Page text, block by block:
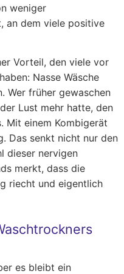
weniger
an dem viele positive
Vorteil, den viele vor
Nasse Wäsche
Wer früher gewaschen
Lust mehr hatte, den
Mit einem Kombigerät
Das senkt nicht nur den
dieser nervigen
merkt, dass die
riecht und eigentlich
es bleibt ein